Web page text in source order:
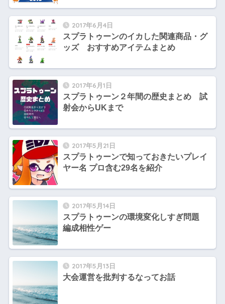
2017年6月4日
スプラトゥーンのイカした関連商品・グ
ッズ おすすめアイテムまとめ
2017年6月1日
スプラトゥーン２年間の歴史まとめ 試
射会からUKまで
2017年5月21日
スプラトゥーンで知っておきたいプレイ
ヤー名 プロ含む29名を紹介
2017年5月14日
スプラトゥーンの環境変化しすぎ問題
編成相性ゲー
2017年5月13日
大会運営を批判するなってお話